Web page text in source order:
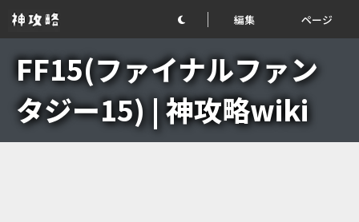
編集 ページ
FF15(ファイナルファン
タジー15) | 神攻略wiki